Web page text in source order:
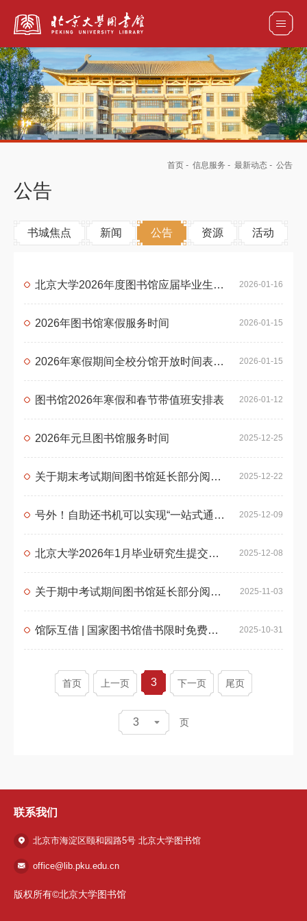
全部资源
首页 - 信息服务 - 最新动态 - 公告
公告
书城焦点 新闻 公告 资源 活动
2026-01-16
北京大学2026年度图书馆应届毕业生公开招聘公告
2026-01-15
2026年图书馆寒假服务时间
2026-01-15
2026年寒假期间全校分馆开放时间表（1月19日-2月24日期间）
2026-01-12
图书馆2026年寒假和春节带值班安排表
2025-12-25
2026年元旦图书馆服务时间
2025-12-22
关于期末考试期间图书馆延长部分阅览区域开放时间的通知
2025-12-09
号外！自助还书机可以实现“一站式通还”啦！
2025-12-08
北京大学2026年1月毕业研究生提交学位论文通知
2025-11-03
关于期中考试期间图书馆延长部分阅览区域开放时间的通知
2025-10-31
馆际互借 | 国家图书馆借书限时免费啦！
首页 上一页 3 下一页 尾页
3 页
联系我们
北京市海淀区颐和园路5号 北京大学图书馆
office@lib.pku.edu.cn
版权所有©北京大学图书馆